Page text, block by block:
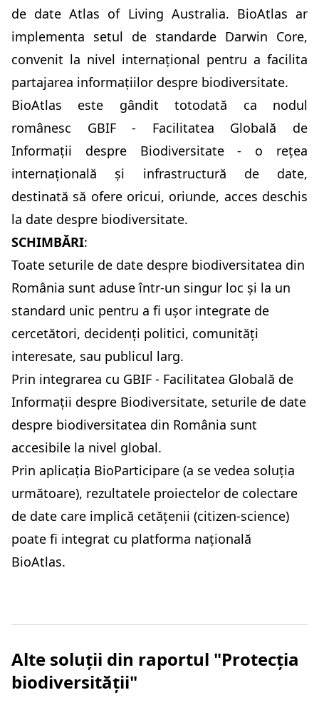
de date Atlas of Living Australia. BioAtlas ar
implementa setul de standarde Darwin Core,
convenit la nivel internațional pentru a facilita
partajarea informațiilor despre biodiversitate.
BioAtlas este gândit totodată ca nodul
românesc GBIF - Facilitatea Globală de
Informații despre Biodiversitate - o rețea
internațională și infrastructură de date,
destinată să ofere oricui, oriunde, acces deschis
la date despre biodiversitate.
SCHIMBĂRI:
Toate seturile de date despre biodiversitatea din
România sunt aduse într-un singur loc și la un
standard unic pentru a fi ușor integrate de
cercetători, decidenți politici, comunități
interesate, sau publicul larg.
Prin integrarea cu GBIF - Facilitatea Globală de
Informații despre Biodiversitate, seturile de date
despre biodiversitatea din România sunt
accesibile la nivel global.
Prin aplicația BioParticipare (a se vedea soluția
următoare), rezultatele proiectelor de colectare
de date care implică cetățenii (citizen-science)
poate fi integrat cu platforma națională
BioAtlas.
Alte soluții din raportul "Protecția
biodiversității"